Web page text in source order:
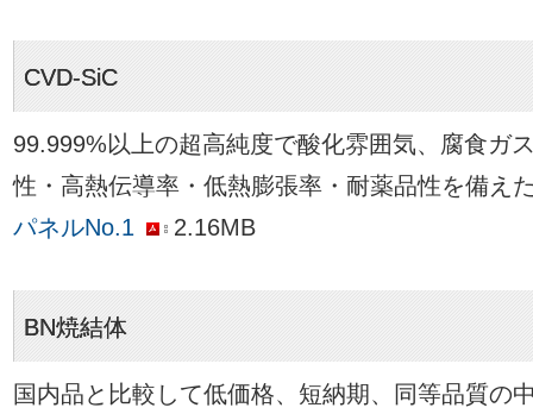
CVD-SiC
99.999%以上の超高純度で酸化雰囲気、腐食ガ
性・高熱伝導率・低熱膨張率・耐薬品性を備え
パネルNo.1
2.16MB
BN焼結体
国内品と比較して低価格、短納期、同等品質の